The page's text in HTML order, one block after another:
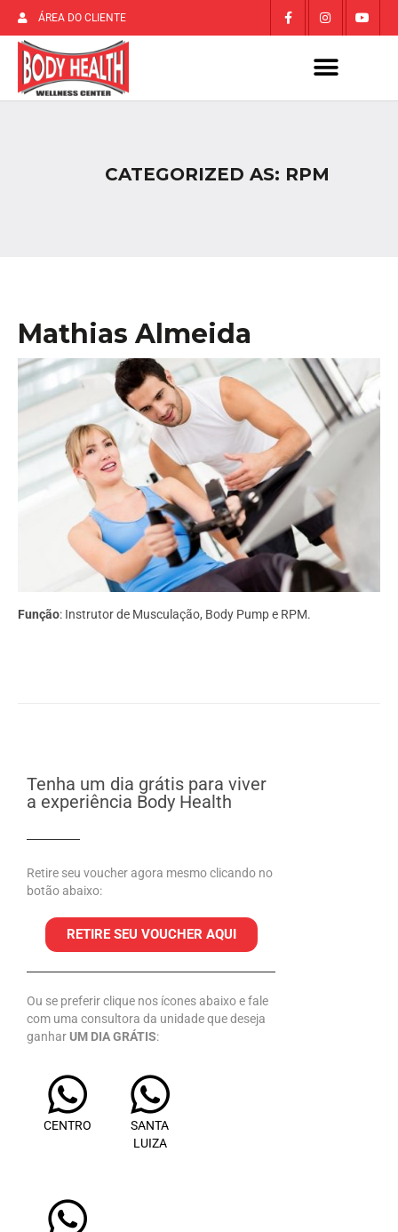
ÁREA DO CLIENTE
CATEGORIZED AS: RPM
Mathias Almeida
Função: Instrutor de Musculação, Body Pump e RPM.
Tenha um dia grátis para viver
a experiência Body Health
Retire seu voucher agora mesmo clicando no
botão abaixo:
RETIRE SEU VOUCHER AQUI
Ou se preferir clique nos ícones abaixo e fale
com uma consultora da unidade que deseja
ganharUM DIA GRÁTIS:
CENTRO
SANTA
LUIZA